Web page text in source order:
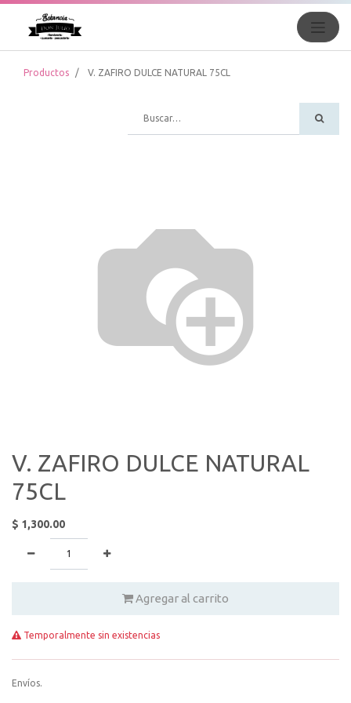
Productos V. ZAFIRO DULCE NATURAL 75CL
V. ZAFIRO DULCE NATURAL
75CL
$ 1,300.00
Agregar al carrito
Temporalmente sin existencias
Envíos.